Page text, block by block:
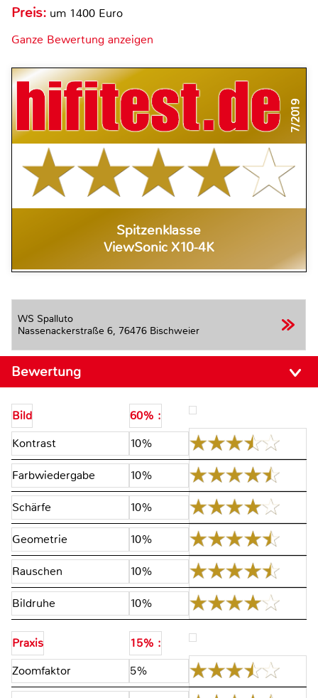
Preis: um 1400 Euro
Ganze Bewertung anzeigen
7/2019
Spitzenklasse
ViewSonic X10-4K
WS Spalluto
Nassenackerstraße 6, 76476 Bischweier
Bewertung
Bild
60% :
Kontrast
10%
Farbwiedergabe 10%
Schärfe 10%
Geometrie 10%
Rauschen 10%
Bildruhe 10%
Praxis
15% :
Zoomfaktor
5%